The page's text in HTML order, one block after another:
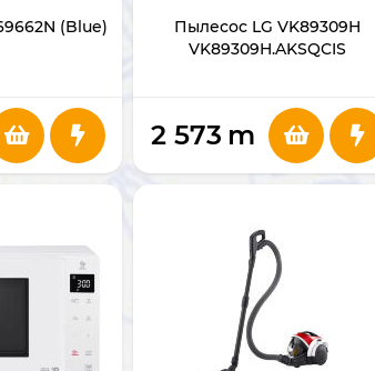
(Blue)
Пылесос LG VK89309H
VK89309H.AKSQCIS
2 573 m